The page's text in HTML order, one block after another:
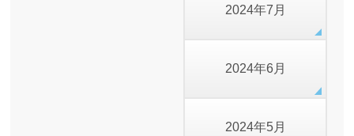
2024年7月
2024年6月
2024年5月